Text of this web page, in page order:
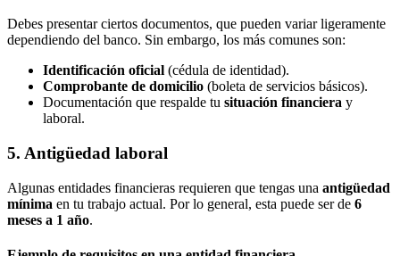
Debes presentar ciertos documentos, que pueden variar ligeramente
dependiendo del banco. Sin embargo, los más comunes son:
Identificación oficial (cédula de identidad).
Comprobante de domicilio (boleta de servicios básicos).
Documentación que respalde tu situación financiera y
laboral.
5. Antigüedad laboral
Algunas entidades financieras requieren que tengas una antigüedad
mínima en tu trabajo actual. Por lo general, esta puede ser de 6
meses a 1 año.